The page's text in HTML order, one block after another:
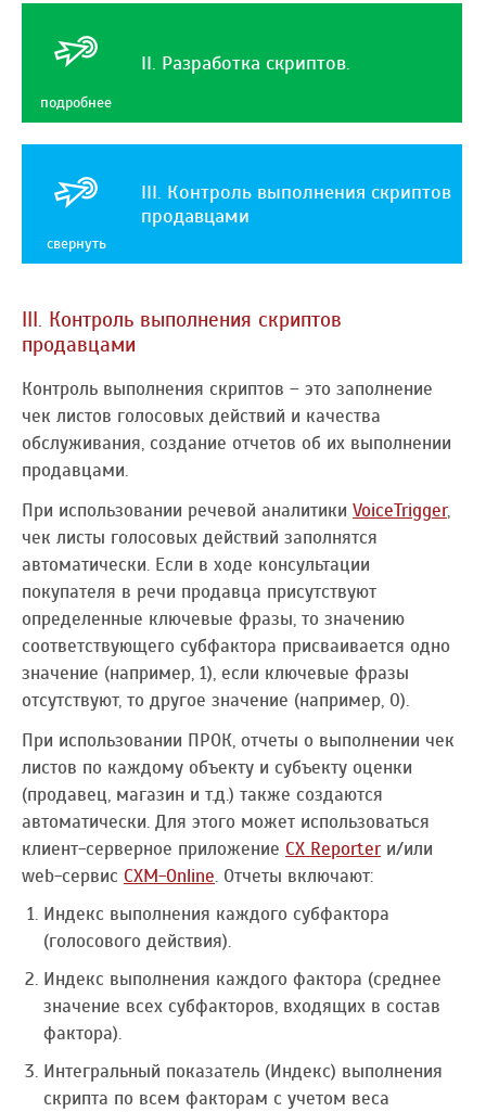
подробнее
II. Разработка скриптов.
свернуть
III. Контроль выполнения скриптов
продавцами
III. Контроль выполнения скриптов
продавцами
Контроль выполнения скриптов – это заполнение
чек листов голосовых действий и качества
обслуживания, создание отчетов об их выполнении
продавцами.
При использовании речевой аналитики VoiceTrigger,
чек листы голосовых действий заполнятся
автоматически. Если в ходе консультации
покупателя в речи продавца присутствуют
определенные ключевые фразы, то значению
соответствующего субфактора присваивается одно
значение (например, 1), если ключевые фразы
отсутствуют, то другое значение (например, 0).
При использовании ПРОК, отчеты о выполнении чек
листов по каждому объекту и субъекту оценки
(продавец, магазин и т.д.) также создаются
автоматически. Для этого может использоваться
клиент-серверное приложение CX Reporter и/или
web-сервис CXM-Online. Отчеты включают:
Индекс выполнения каждого субфактора
(голосового действия).
Индекс выполнения каждого фактора (среднее
значение всех субфакторов, входящих в состав
фактора).
Интегральный показатель (Индекс) выполнения
скрипта по всем факторам с учетом веса